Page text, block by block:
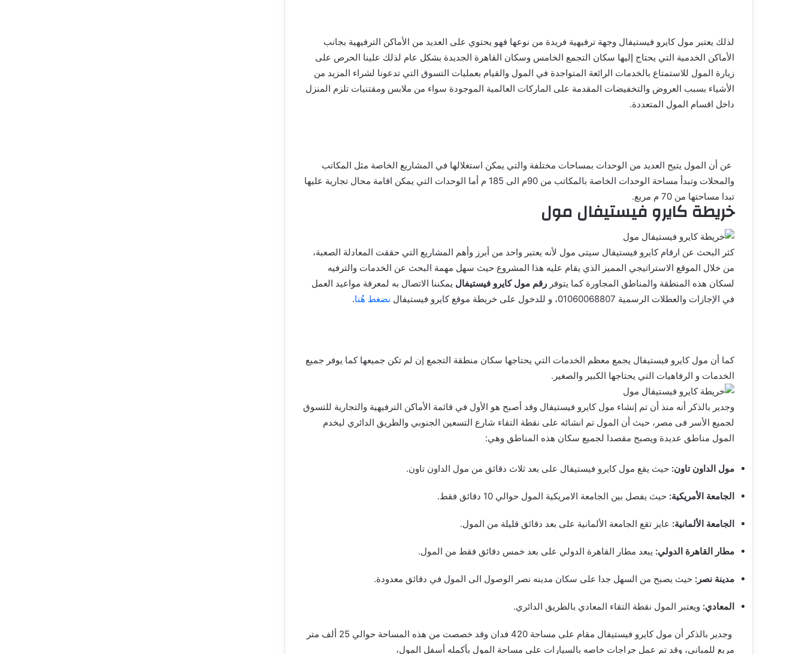
لذلك يعتبر مول كايرو فيستيفال وجهة ترفيهية فريدة من نوعها فهو يحتوي على العديد من الأماكن الترفيهية بجانب
الأماكن الخدمية التي يحتاج إليها سكان التجمع الخامس وسكان القاهرة الجديدة بشكل عام لذلك علينا الحرص على
زيارة المول للاستمتاع بالخدمات الرائعة المتواجدة في المول والقيام بعمليات التسوق التي تدعونا لشراء المزيد من
الأشياء بسبب العروض والتخفيضات المقدمة على الماركات العالمية الموجودة سواء من ملابس ومقتنيات تلزم المنزل
داخل اقسام المول المتعددة.
عن أن المول يتيح العديد من الوحدات بمساحات مختلفة والتي يمكن استغلالها في المشاريع الخاصة مثل المكاتب
والمحلات وتبدأ مساحة الوحدات الخاصة بالمكاتب من 90م الى 185 م أما الوحدات التي يمكن اقامة محال تجارية عليها
تبدا مساحتها من 70 م مربع.
خريطة كايرو فيستيفال مول
كثر البحث عن ارقام كايرو فيستيفال سيتى مول لأنه يعتبر واحد من أبرز وأهم المشاريع التي حققت المعادلة الصعبة،
من خلال الموقع الاستراتيجي المميز الذي يقام عليه هذا المشروع حيث سهل مهمة البحث عن الخدمات والترفيه
لسكان هذه المنطقة والمناطق المجاورة كما يتوفر رقم مول كايرو فيستيفال يمكننا الاتصال به لمعرفة مواعيد العمل
في الإجازات والعطلات الرسمية 01060068807، و للدخول على خريطة موقع كايرو فيستيفال
نضغط هُنا.
كما أن مول كايرو فيستيفال يجمع معظم الخدمات التي يحتاجها سكان منطقة التجمع إن لم تكن جميعها كما يوفر جميع
الخدمات و الرفاهيات التي يحتاجها الكبير والصغير.
وجدير بالذكر أنه منذ أن تم إنشاء مول كايرو فيستيفال وقد أصبح هو الأول في قائمة الأماكن الترفيهية والتجارية للتسوق
لجميع الأسر فى مصر، حيث أن المول تم انشائه على نقطة التقاء شارع التسعين الجنوبي والطريق الدائري ليخدم
المول مناطق عديدة ويصبح مقصدا لجميع سكان هذه المناطق وهي:
مول الداون تاون: حيث يقع مول كايرو فيستيفال على بعد ثلاث دقائق من مول الداون تاون.
الجامعة الأمريكية: حيث يفصل بين الجامعة الامريكية المول حوالي 10 دقائق فقط.
الجامعة الألمانية: عايز تقع الجامعة الألمانية على بعد دقائق قليلة من المول.
مطار القاهرة الدولي: يبعد مطار القاهرة الدولي على بعد خمس دقائق فقط من المول.
مدينة نصر: حيث يصبح من السهل جدا على سكان مدينه نصر الوصول الى المول في دقائق معدودة.
المعادي: ويعتبر المول نقطة التقاء المعادي بالطريق الدائري.
وجدير بالذكر أن مول كايرو فيستيفال مقام على مساحة 420 فدان وقد خصصت من هذه المساحة حوالي 25 ألف متر
مربع للمباني، وقد تم عمل جراجات خاصه بالسيارات على مساحة المول بأكمله أسفل المول،